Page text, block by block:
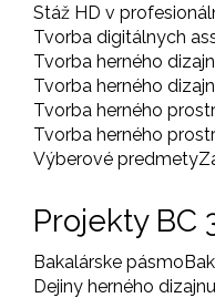
Stáž HD v
Tvorba digitálnych
Tvorba herného
Tvorba herného
Tvorba herného
Tvorba herného
Výberové predmety
Projekty BC
Bakalárske pásmo
Dejiny herného dizajnu